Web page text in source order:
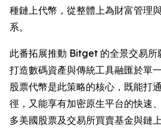
種鏈上代幣，從整體上為財富管理
系。
此番拓展推動 Bitget 的全景交易所
打造數碼資產與傳統工具融匯於單
股票代幣是此策略的核心，既能打
徑，又能享有加密原生平台的快速
多美國股票及交易所買賣基金與鏈